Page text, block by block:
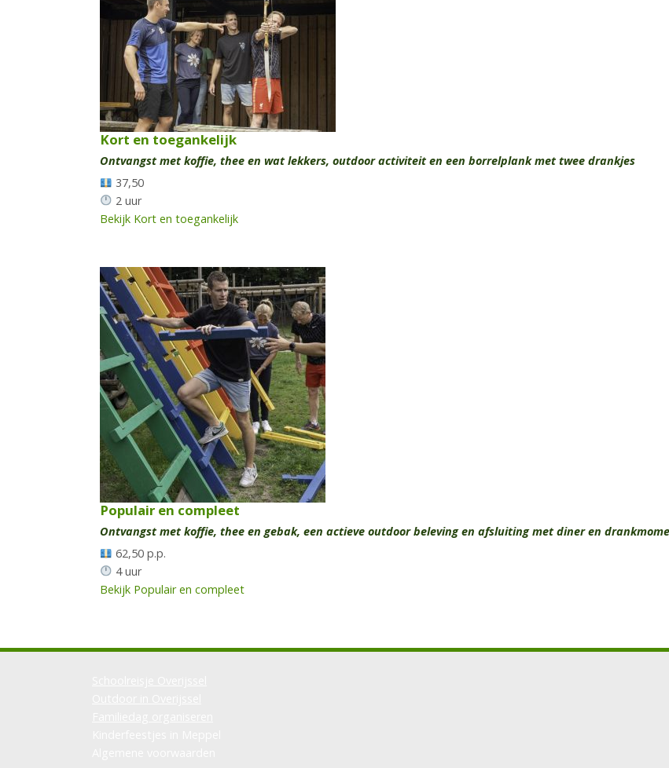
Kort en toegankelijk
Ontvangst met koffie, thee en wat lekkers, outdoor activiteit en een borrelplank met twee drankjes
37,50
2 uur
Bekijk Kort en toegankelijk
Populair en compleet
Ontvangst met koffie, thee en gebak, een actieve outdoor beleving en afsluiting met diner en
62,50 p.p.
4 uur
Bekijk Populair en compleet